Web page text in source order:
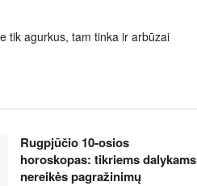
tik agurkus, tam tinka ir arbūzai
Rugpjūčio 10-osios
horoskopas: tikriems dalykams
nereikės pagražinimų